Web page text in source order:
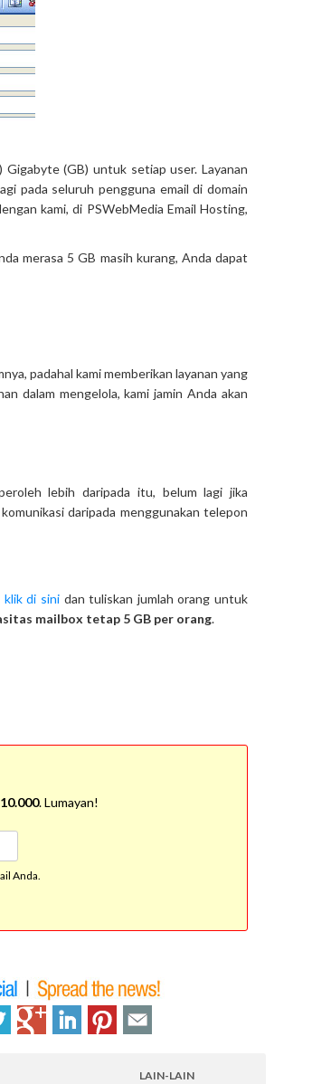
(GB) untuk setiap user. Layanan
pada seluruh pengguna email di domain
kami, di PSWebMedia Email Hosting,
merasa 5 GB masih kurang, Anda dapat
padahal kami memberikan layanan yang
dalam mengelola, kami jamin Anda akan
lebih daripada itu, belum lagi jika
daripada menggunakan telepon
klik di sini dan tuliskan jumlah orang untuk
mailbox tetap 5 GB per orang.
. Lumayan!
Anda.
LAIN-LAIN